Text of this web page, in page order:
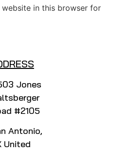
website in this browser for
Jones
#2105
Antonio,
United